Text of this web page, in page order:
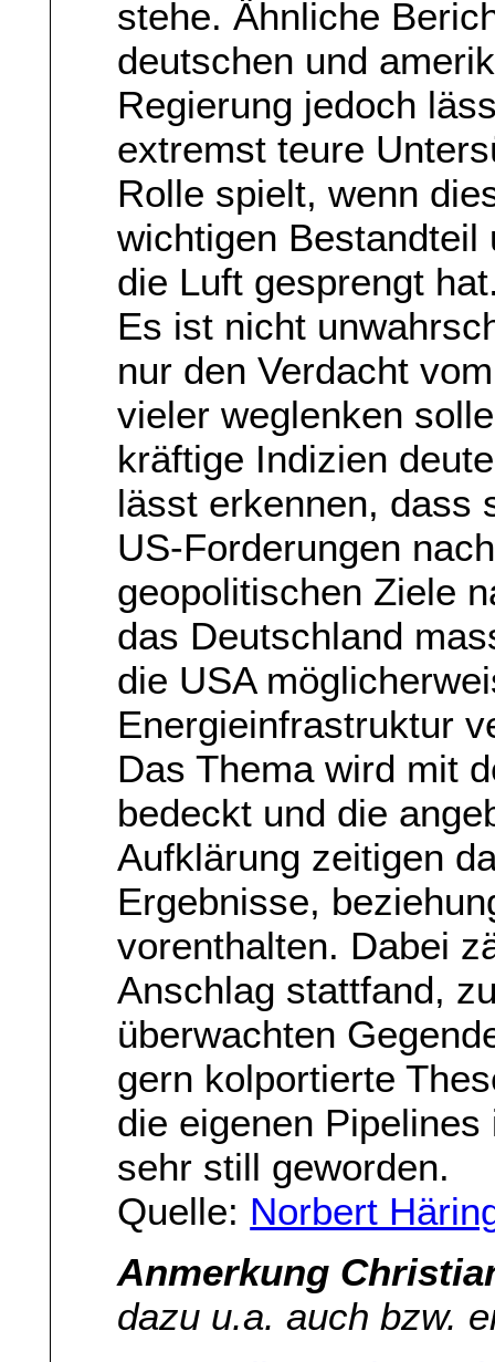
stehe. Ähnliche
deutschen und
Regierung jedoch
extremst teure
Rolle spielt, wenn
wichtigen
die Luft gesprengt
Es ist nicht
nur den Verdacht
vieler weglenken
kräftige Indizien
lässt erkennen, dass
US-Forderungen
geopolitischen Ziele
das Deutschland
die USA
Energieinfrastruktur
Das Thema wird mit
bedeckt und die
Aufklärung zeitigen
Ergebnisse,
vorenthalten. Dabei
Anschlag stattfand,
überwachten
gern kolportierte
die eigenen
sehr still geworden.
Quelle: Norbert
Anmerkung
dazu u.a. auch bzw.